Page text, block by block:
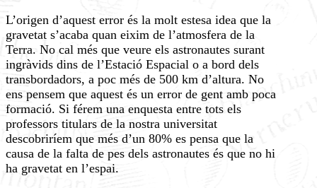
L’origen d’aquest error és la molt estesa idea que la
gravetat s’acaba quan eixim de l’atmosfera de la
Terra. No cal més que veure els astronautes surant
ingràvids dins de l’Estació Espacial o a bord dels
transbordadors, a poc més de 500 km d’altura. No
ens pensem que aquest és un error de gent amb poca
formació. Si férem una enquesta entre tots els
professors titulars de la nostra universitat
descobriríem que més d’un 80% es pensa que la
causa de la falta de pes dels astronautes és que no hi
ha gravetat en l’espai.